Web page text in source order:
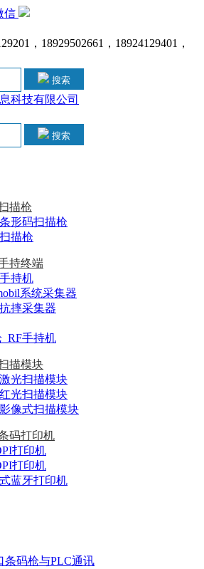
信
，18929502661，18924129401，
搜索
搜索
描枪
形码扫描枪
描枪
持终端
持机
系统采集器
摔采集器
手持机
描模块
光扫描模块
光扫描模块
像式扫描模块
码打印机
打印机
打印机
蓝牙打印机
条码枪与PLC通讯